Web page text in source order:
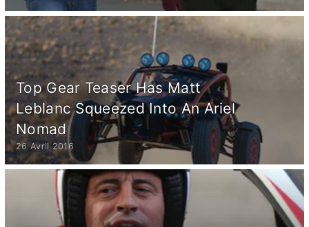
Top Gear Teaser Has Matt
Leblanc Squeezed Into An Ariel
Nomad
26 Avril 2016